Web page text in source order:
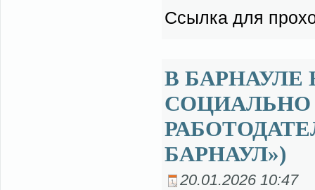
Ссыл­ка для
В
БАРНАУЛ»)
20.01.2026 10:47